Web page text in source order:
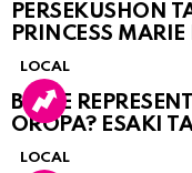
PERSEKUSHON
PRINCESS
LOCAL
BO KE
OROPA? ESAKI
LOCAL